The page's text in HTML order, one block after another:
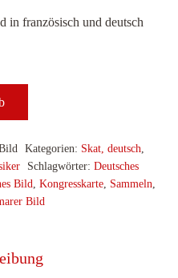
in französisch und deutsch
Kategorien: Skat, deutsch
Schlagwörter: Deutsches
Bild Kongresskarte Sammeln
Bild